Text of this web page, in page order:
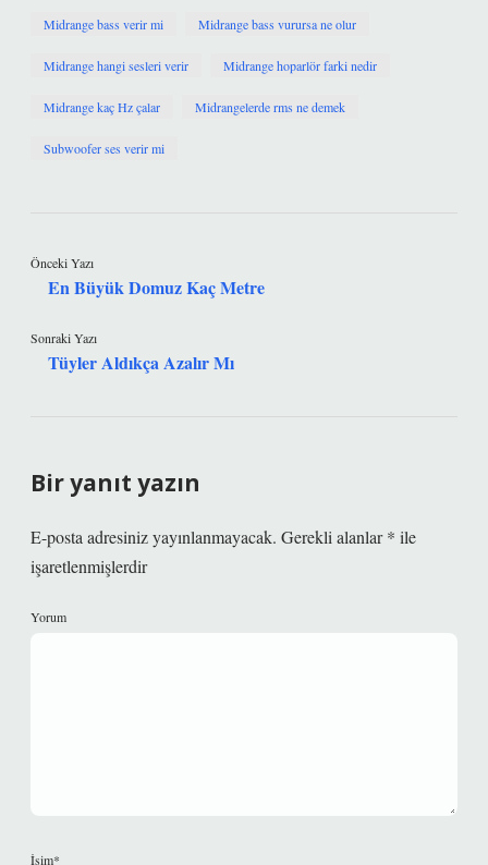
Midrange bass verir mi Midrange bass vurursa ne olur
Midrange hangi sesleri verir Midrange hoparlör farki nedir
Midrange kaç Hz çalar Midrangelerde rms ne demek
Subwoofer ses verir mi
Önceki Yazı
En Büyük Domuz Kaç Metre
Sonraki Yazı
Tüyler Aldıkça Azalır Mı
Bir yanıt yazın
E-posta adresiniz yayınlanmayacak. Gerekli alanlar* ile
işaretlenmişlerdir
Yorum
İsim*